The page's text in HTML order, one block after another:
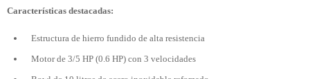
Características destacadas:
Estructura de hierro fundido de alta resistencia
Motor de 3/5 HP (0.6 HP) con 3 velocidades